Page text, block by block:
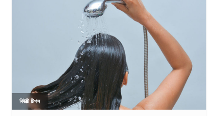
বিউটি টিপস